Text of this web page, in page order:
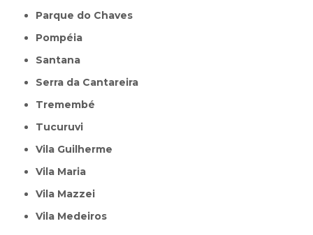
Parque do Chaves
Pompéia
Santana
Serra da Cantareira
Tremembé
Tucuruvi
Vila Guilherme
Vila Maria
Vila Mazzei
Vila Medeiros